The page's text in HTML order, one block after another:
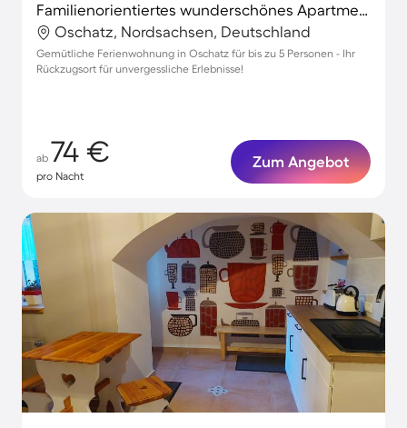
Familienorientiertes wunderschönes Apartment mit Garten und Grill
Oschatz, Nordsachsen, Deutschland
Gemütliche Ferienwohnung in Oschatz für bis zu 5 Personen - Ihr
Rückzugsort für unvergessliche Erlebnisse!
ab 74 €
pro Nacht
Zum Angebot